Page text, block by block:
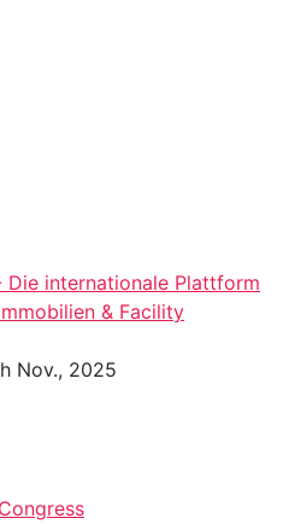
Die internationale Plattform
& Facility
Nov., 2025